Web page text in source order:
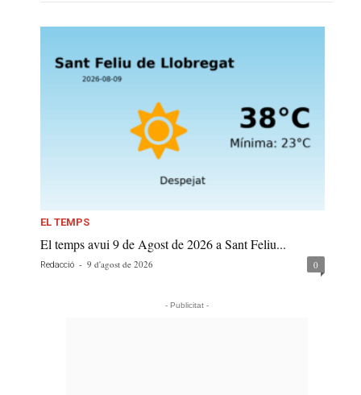
EL TEMPS
El temps avui 9 de Agost de 2026 a Sant Feliu...
Redacció - 9 d'agost de 2026 0
- Publicitat -